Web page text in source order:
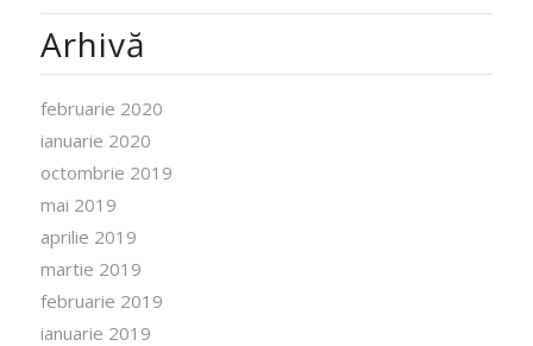
Arhivă
februarie 2020
ianuarie 2020
octombrie 2019
mai 2019
aprilie 2019
martie 2019
februarie 2019
ianuarie 2019